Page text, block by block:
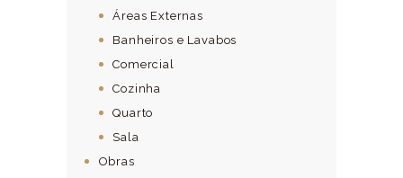
Áreas Externas
Banheiros e Lavabos
Comercial
Cozinha
Quarto
Sala
Obras